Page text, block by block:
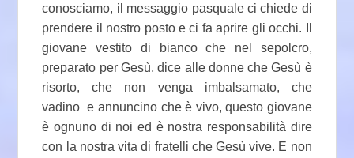
conosciamo, il messaggio pasquale ci chiede di
prendere il nostro posto e ci fa aprire gli occhi. Il
giovane vestito di bianco che nel sepolcro,
preparato per Gesù, dice alle donne che Gesù è
risorto, che non venga imbalsamato, che
vadino e annuncino che è vivo, questo giovane
è ognuno di noi ed è nostra responsabilità dire
con la nostra vita di fratelli che Gesù vive. E non